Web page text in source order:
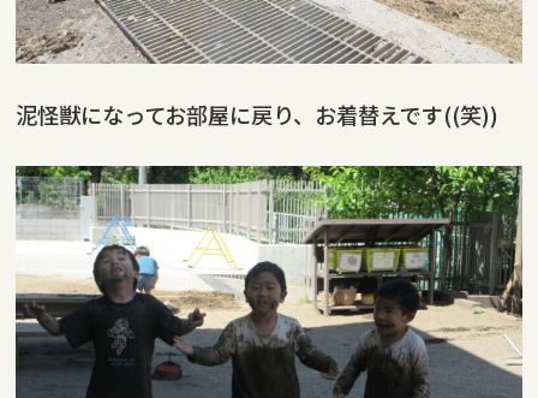
泥怪獣になってお部屋に戻り、お着替えです((笑))